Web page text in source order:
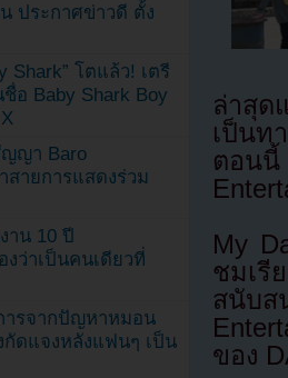
ล่าสุด
เป็นท
ตอน
My
ชมเรี
สนับ
ของ
ประกาศข่าวดี ตั้ง
Shark” โตแล้ว! เตรี
อ Baby Shark Boy
ญญา Baro
สายการแสดงร่วม
าน 10 ปี
งว่าเป็นคนเดียวที่
ารจากปัญหาหมอน
ดแจงหลังแฟนๆ เป็น